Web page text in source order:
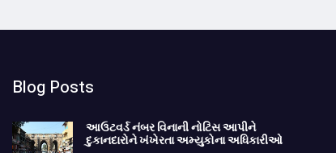
Blog Posts
આઉટવર્ડ નંબર વિનાની નોટિસ આપીને
દુકાનદારોને ખંખેરતા અમ્યુકોના અધિકારીઓ